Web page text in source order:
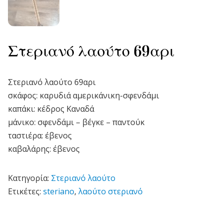
Στεριανό λαούτο 69αρι
Στεριανό λαούτο 69αρι
σκάφος: καρυδιά αμερικάνικη-σφενδάμι
καπάκι: κέδρος Καναδά
μάνικο: σφενδάμι – βέγκε – παντούκ
ταστιέρα: έβενος
καβαλάρης: έβενος
Κατηγορία: Στεριανό λαούτο
Ετικέτες: steriano, λαούτο στεριανό